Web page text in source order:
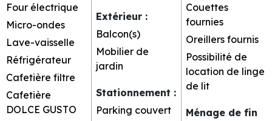
Four électrique
Micro-ondes
Lave-vaisselle
Réfrigérateur
Cafetière filtre
Cafetière
DOLCE GUSTO
Extérieur :
Balcon(s)
Mobilier de
jardin
Stationnement :
Parking couvert
Couettes
fournies
Oreillers fournis
Possibilité de
location de linge
de lit
Ménage de fin